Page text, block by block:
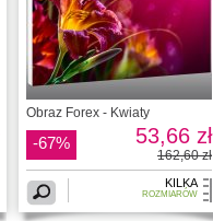
Obraz Forex - Kwiaty
-67% 53,66 zł
162,60 zł
KILKA
ROZMIARÓW